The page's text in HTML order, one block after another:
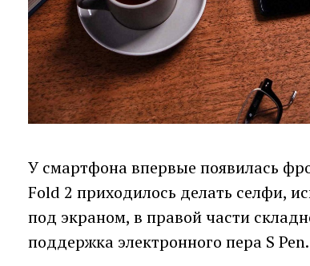
У смартфона впервые появилась
Fold 2 приходилось делать селфи,
под экраном, в правой части
поддержка электронного пера S Pen.